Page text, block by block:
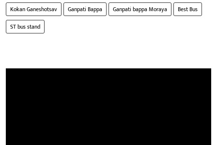
Kokan Ganeshotsav
Ganpati Bappa Ganpati bappa Moraya
Best Bus
ST bus stand